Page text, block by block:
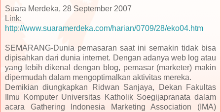
Suara Merdeka, 28 September 2007
Link:
http://www.suaramerdeka.com/harian/0709/28/eko04.htm
SEMARANG-Dunia pemasaran saat ini semakin tidak bisa
dipisahkan dari dunia internet. Dengan adanya web log atau
yang lebih dikenal dengan blog, pemasar (marketer) makin
dipermudah dalam mengoptimalkan aktivitas mereka.
Demikian diungkapkan Ridwan Sanjaya, Dekan Fakultas
Ilmu Komputer Universitas Katholik Soegijapranata dalam
acara Gathering Indonesia Marketing Association (IMA)